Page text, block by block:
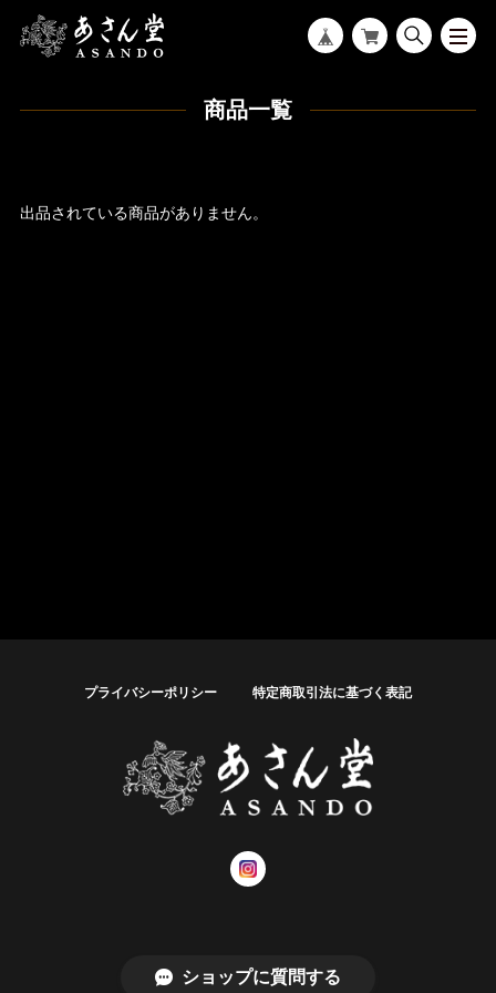
商品一覧
出品されている商品がありません。
プライバシーポリシー 特定商取引法に基づく表記
ショップに質問する